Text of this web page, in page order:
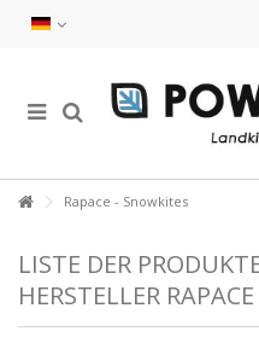
Rapace - Snowkites
LISTE DER
HERSTELLER